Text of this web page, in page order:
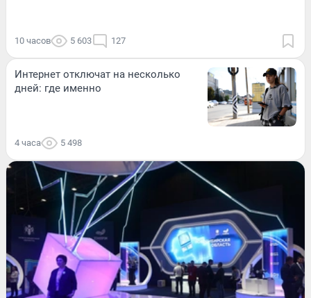
10 часов 5 603 127
Интернет отключат на несколько
дней: где именно
4 часа 5 498